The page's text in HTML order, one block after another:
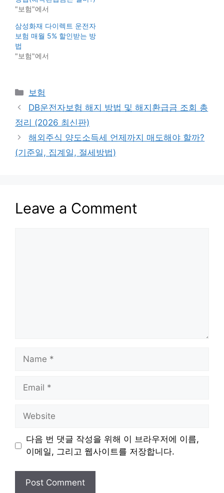
"보험"에서
삼성화재 다이렉트 운전자
보험 매월 5% 할인받는 방
법
"보험"에서
Categories
보험
DB운전자보험 해지 방법 및 해지환급금 조회 총
정리 (2026 최신판)
해외주식 양도소득세 언제까지 매도해야 할까?
(기준일, 집계일, 절세방법)
Leave a Comment
Name
Email
Website
다음 번 댓글 작성을 위해 이 브라우저에 이름,
이메일, 그리고 웹사이트를 저장합니다.